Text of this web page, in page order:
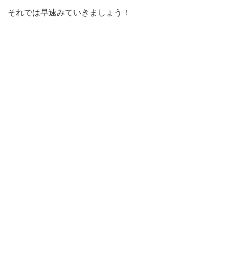
それでは早速みていきましょう！